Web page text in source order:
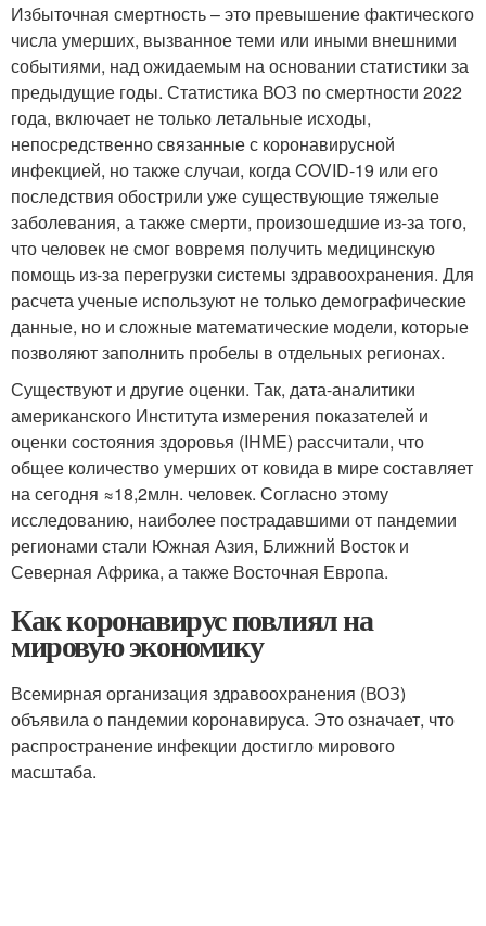
Избыточная смертность – это превышение фактического
числа умерших, вызванное теми или иными внешними
событиями, над ожидаемым на основании статистики за
предыдущие годы. Статистика ВОЗ по смертности 2022
года, включает не только летальные исходы,
непосредственно связанные с коронавирусной
инфекцией, но также случаи, когда COVID-19 или его
последствия обострили уже существующие тяжелые
заболевания, а также смерти, произошедшие из-за того,
что человек не смог вовремя получить медицинскую
помощь из-за перегрузки системы здравоохранения. Для
расчета ученые используют не только демографические
данные, но и сложные математические модели, которые
позволяют заполнить пробелы в отдельных регионах.
Существуют и другие оценки. Так, дата-аналитики
американского Института измерения показателей и
оценки состояния здоровья (IHME) рассчитали, что
общее количество умерших от ковида в мире составляет
на сегодня ≈18,2млн. человек. Согласно этому
исследованию, наиболее пострадавшими от пандемии
регионами стали Южная Азия, Ближний Восток и
Северная Африка, а также Восточная Европа.
Как коронавирус повлиял на
мировую экономику
Всемирная организация здравоохранения (ВОЗ)
объявила о пандемии коронавируса. Это означает, что
распространение инфекции достигло мирового
масштаба.